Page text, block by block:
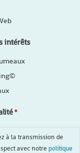
intérêts
*
à la transmission de
avec notre politique